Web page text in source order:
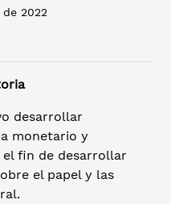
2022
desarrollar
monetario y
fin de desarrollar
el papel y las